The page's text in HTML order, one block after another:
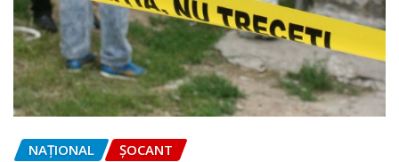
NAŢIONAL ȘOCANT